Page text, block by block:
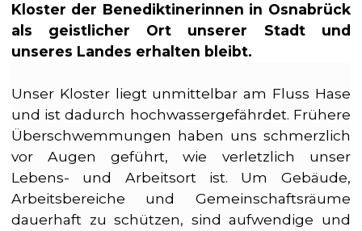
Kloster der Benediktinerinnen in Osnabrück
als geistlicher Ort unserer Stadt und
unseres Landes erhalten bleibt.
Unser Kloster liegt unmittelbar am Fluss Hase
und ist dadurch hochwassergefährdet. Frühere
Überschwemmungen haben uns schmerzlich
vor Augen geführt, wie verletzlich unser
Lebens- und Arbeitsort ist. Um Gebäude,
Arbeitsbereiche und Gemeinschaftsräume
dauerhaft zu schützen, sind aufwendige und